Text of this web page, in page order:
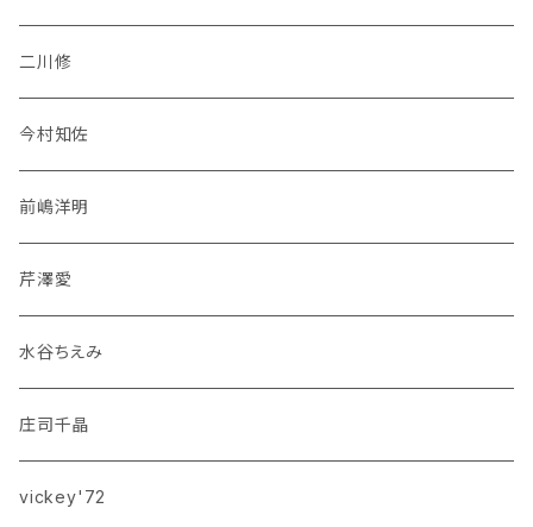
二川修
今村知佐
前嶋洋明
芹澤愛
水谷ちえみ
庄司千晶
vickey'72